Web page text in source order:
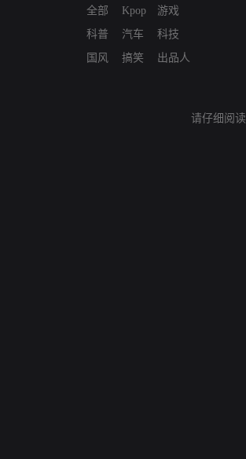
全部
科普
国风
Kpop
汽车
搞笑
游戏
科技
出品人
请仔细阅读